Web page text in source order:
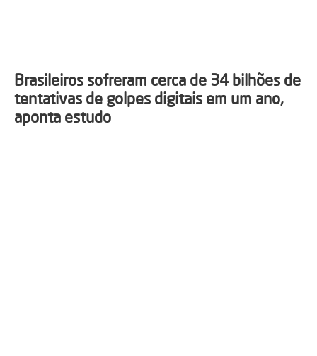
Brasileiros sofreram cerca de 34 bilhões de
tentativas de golpes digitais em um ano,
aponta estudo